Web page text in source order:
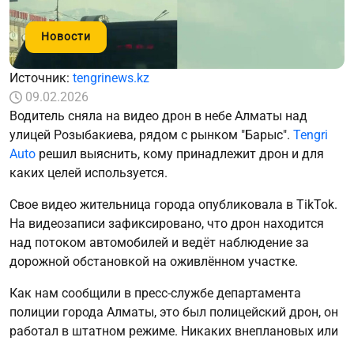
Новости
Источник: tengrinews.kz
09.02.2026
Водитель сняла на видео дрон в небе Алматы над
улицей Розыбакиева, рядом с рынком "Барыс". Tengri
Auto решил выяснить, кому принадлежит дрон и для
каких целей используется.
Свое видео жительница города опубликовала в TikTok.
На видеозаписи зафиксировано, что дрон находится
над потоком автомобилей и ведёт наблюдение за
дорожной обстановкой на оживлённом участке.
Как нам сообщили в пресс-службе департамента
полиции города Алматы, это был полицейский дрон, он
работал в штатном режиме. Никаких внеплановых или